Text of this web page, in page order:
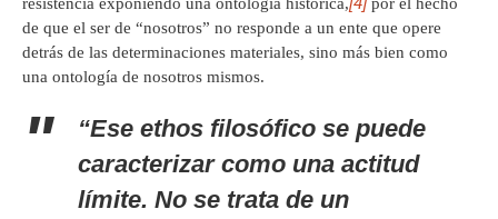
resistencia exponiendo una ontología histórica,
por el hecho
de que el ser de “nosotros” no responde a un ente que opere
detrás de las determinaciones materiales, sino más bien como
una ontología de nosotros mismos.
“Ese ethos filosófico se puede
caracterizar como una actitud
límite. No se trata de un